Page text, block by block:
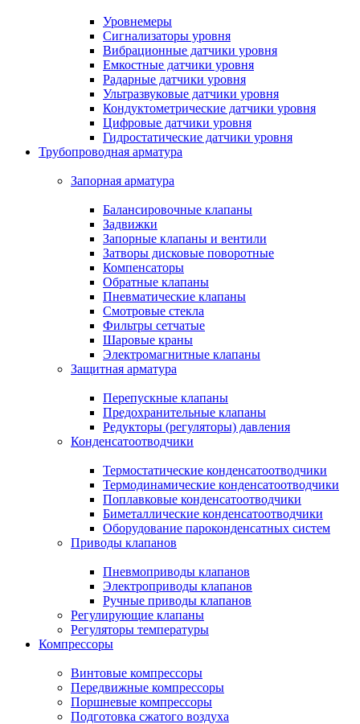
Уровнемеры
Сигнализаторы уровня
Вибрационные датчики уровня
Емкостные датчики уровня
Радарные датчики уровня
Ультразвуковые датчики уровня
Кондуктометрические датчики уровня
Цифровые датчики уровня
Гидростатические датчики уровня
Трубопроводная арматура
Запорная арматура
Балансировочные клапаны
Задвижки
Запорные клапаны и вентили
Затворы дисковые поворотные
Компенсаторы
Обратные клапаны
Пневматические клапаны
Смотровые стекла
Фильтры сетчатые
Шаровые краны
Электромагнитные клапаны
Защитная арматура
Перепускные клапаны
Предохранительные клапаны
Редукторы (регуляторы) давления
Конденсатоотводчики
Термостатические конденсатоотводчики
Термодинамические конденсатоотводчики
Поплавковые конденсатоотводчики
Биметаллические конденсатоотводчики
Оборудование пароконденсатных систем
Приводы клапанов
Пневмоприводы клапанов
Электроприводы клапанов
Ручные приводы клапанов
Регулирующие клапаны
Регуляторы температуры
Компрессоры
Винтовые компрессоры
Передвижные компрессоры
Поршневые компрессоры
Подготовка сжатого воздуха